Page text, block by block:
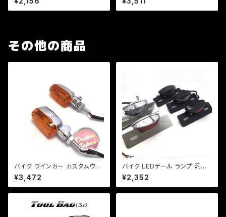
イプ 片側 1本 ホンダ カワサキ
SR TW FTR【ブラック】
リカン/ロー＆ロング/カスタムミ
ラー/汎用/正ネジ10mm付属/
その他の商品
バイク ウインカー カスタムウイ
ンカー ver.1 【シルバー/オレン
ジレンズ】 汎用 2個セット CB/X
JR/Z/ゼファー/バリオス/a253
¥3,472
バイク LEDテール ランプ 汎用
ナンバー灯付 ミニタイプ 【シル
バー】カスタム テール エイプ モ
ンキー SR マグナ FTR 【レン
¥2,352